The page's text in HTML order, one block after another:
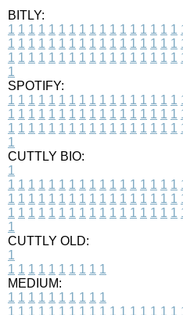
BITLY:
1 1 1 1 1 1 1 1 1 1 1 1 1 1 1 1 1
1 1 1 1 1 1 1 1 1 1 1 1 1 1 1 1 1
1 1 1 1 1 1 1 1 1 1 1 1 1 1 1 1 1
1
SPOTIFY:
1 1 1 1 1 1 1 1 1 1 1 1 1 1 1 1 1
1 1 1 1 1 1 1 1 1 1 1 1 1 1 1 1 1
1 1 1 1 1 1 1 1 1 1 1 1 1 1 1 1 1
1
CUTTLY BIO:
1
1 1 1 1 1 1 1 1 1 1 1 1 1 1 1 1 1
1 1 1 1 1 1 1 1 1 1 1 1 1 1 1 1 1
1 1 1 1 1 1 1 1 1 1 1 1 1 1 1 1 1
1
CUTTLY OLD:
1
1 1 1 1 1 1 1 1 1 1
MEDIUM:
1 1 1 1 1 1 1 1 1 1
1 1 1 1 1 1 1 1 1 1 1 1 1 1 1 1 1